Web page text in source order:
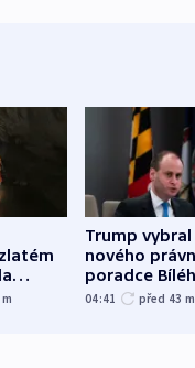
m
Trump vybral
nového
poradce
domu
04:41 před 43 m